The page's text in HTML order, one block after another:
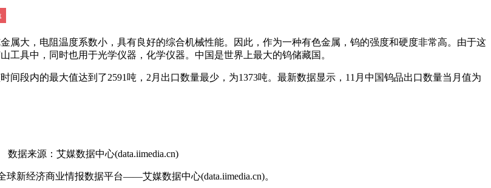
属大，电阻温度系数小，具有良好的综合机械性能。因此，作为一种有色金属，钨的强度和硬度非常高。由于这
具中，同时也用于光学仪器，化学仪器。中国是世界上最大的钨储藏国。
内的最大值达到了2591吨，2月出口数量最少，为1373吨。最新数据显示，11月中国钨品出口数量当月值为
数据来源：艾媒数据中心(data.iimedia.cn)
新经济商业情报数据平台——艾媒数据中心(data.iimedia.cn)。